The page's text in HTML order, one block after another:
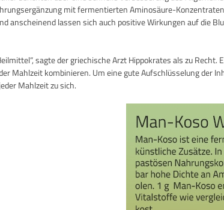
mit fermentierten Aminosäure-
anscheinend lassen sich auch positive Wirkungen auf die
sagte der griechische Arzt Hippokrates als zu
Mahlzeit kombinieren. Um eine gute Aufschlüsselung der
Mahlzeit zu sich.